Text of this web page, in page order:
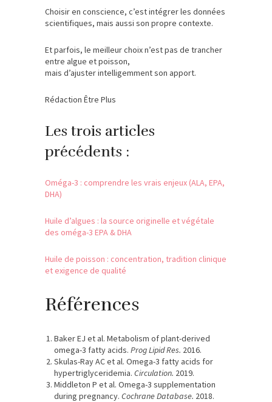
Choisir en conscience, c’est intégrer les données
scientifiques, mais aussi son propre contexte.
Et parfois, le meilleur choix n’est pas de trancher
entre algue et poisson,
mais d’ajuster intelligemment son apport.
Rédaction Être Plus
Les trois articles
précédents :
Oméga-3 : comprendre les vrais enjeux (ALA, EPA,
DHA)
Huile d’algues : la source originelle et végétale
des oméga-3 EPA & DHA
Huile de poisson : concentration, tradition clinique
et exigence de qualité
Références
Baker EJ et al. Metabolism of plant-derived
omega-3 fatty acids. Prog Lipid Res. 2016.
Skulas-Ray AC et al. Omega-3 fatty acids for
hypertriglyceridemia. Circulation. 2019.
Middleton P et al. Omega-3 supplementation
during pregnancy. Cochrane Database. 2018.